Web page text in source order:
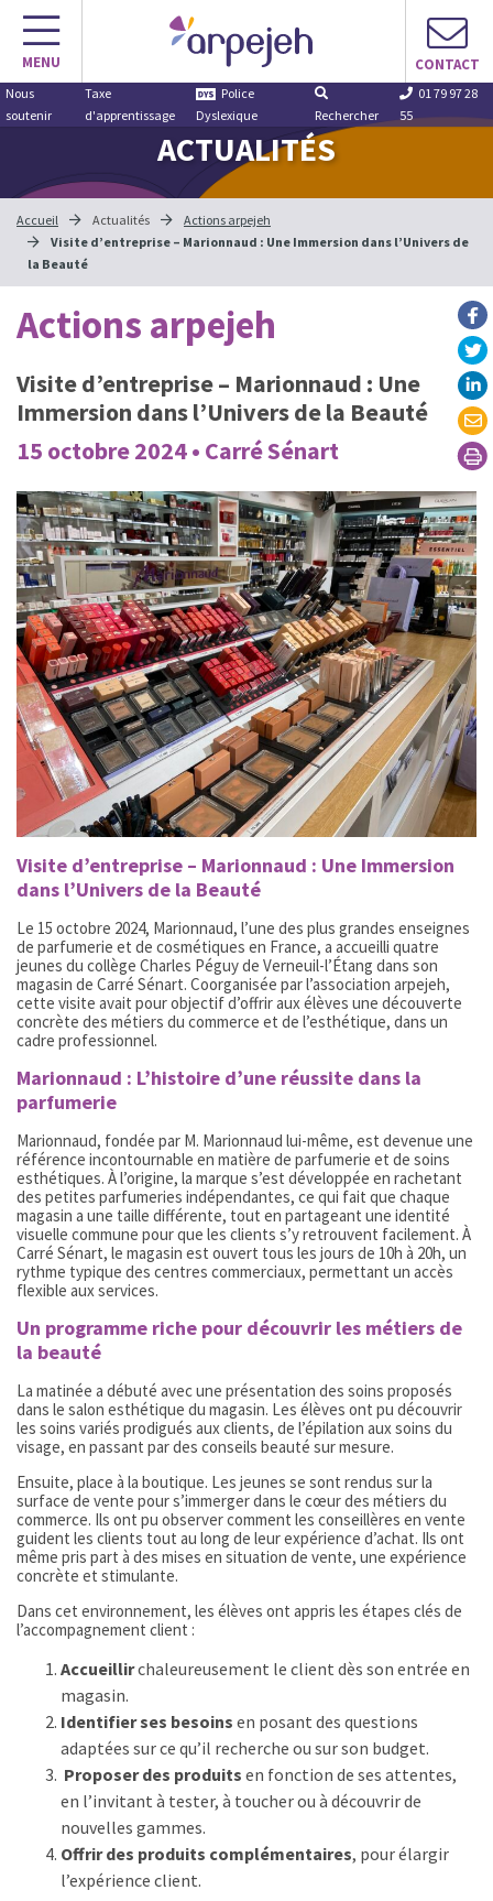
Aller
contenu
MENU CONTACT
Nous
soutenir
Taxe
d'apprentissage
Police
Dyslexique
Rechercher
01 79 97 28
55
ACTUALITÉS
Accueil Actualités
Actions arpejeh
Visite d’entreprise – Marionnaud : Une Immersion dans l’Univers de
la Beauté
Actions arpejeh
Visite d’entreprise – Marionnaud : Une
Immersion dans l’Univers de la Beauté
15 octobre 2024 • Carré Sénart
Visite d’entreprise – Marionnaud : Une Immersion
dans l’Univers de la Beauté
Le 15 octobre 2024, Marionnaud, l’une des plus grandes enseignes
de parfumerie et de cosmétiques en France, a accueilli quatre
jeunes du collège Charles Péguy de Verneuil-l’Étang dans son
magasin de Carré Sénart. Coorganisée par l’association arpejeh,
cette visite avait pour objectif d’offrir aux élèves une découverte
concrète des métiers du commerce et de l’esthétique, dans un
cadre professionnel.
Marionnaud : L’histoire d’une réussite dans la
parfumerie
Marionnaud, fondée par M. Marionnaud lui-même, est devenue une
référence incontournable en matière de parfumerie et de soins
esthétiques. À l’origine, la marque s’est développée en rachetant
des petites parfumeries indépendantes, ce qui fait que chaque
magasin a une taille différente, tout en partageant une identité
visuelle commune pour que les clients s’y retrouvent facilement. À
Carré Sénart, le magasin est ouvert tous les jours de 10h à 20h, un
rythme typique des centres commerciaux, permettant un accès
flexible aux services.
Un programme riche pour découvrir les métiers de
la beauté
La matinée a débuté avec une présentation des soins proposés
dans le salon esthétique du magasin. Les élèves ont pu découvrir
les soins variés prodigués aux clients, de l’épilation aux soins du
visage, en passant par des conseils beauté sur mesure.
Ensuite, place à la boutique. Les jeunes se sont rendus sur la
surface de vente pour s’immerger dans le cœur des métiers du
commerce. Ils ont pu observer comment les conseillères en vente
guident les clients tout au long de leur expérience d’achat. Ils ont
même pris part à des mises en situation de vente, une expérience
concrète et stimulante.
Dans cet environnement, les élèves ont appris les étapes clés de
l’accompagnement client :
Accueillirchaleureusement le client dès son entrée en
magasin.
Identifier ses besoins en posant des questions
adaptées sur ce qu’il recherche ou sur son budget.
Proposer des produits en fonction de ses attentes,
en l’invitant à tester, à toucher ou à découvrir de
nouvelles gammes.
Offrir des produits complémentaires, pour élargir
l’expérience client.